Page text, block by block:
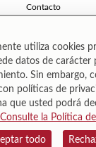
Contacto
de Biblioteques.
943 022 222.
utiliza cookies
datos de carácter
Sin embargo,
políticas de
que usted podrá
Consulte la Política
todo